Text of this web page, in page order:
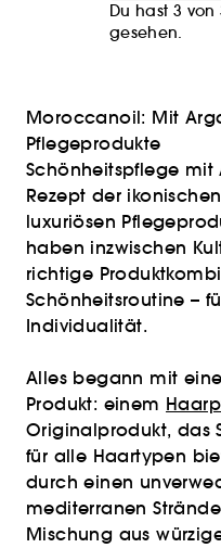
Du hast 3 von
gesehen.
Moroccanoil: Mit
Pflegeprodukte
Schönheitspflege mit
Rezept der
luxuriösen
haben inzwischen
richtige
Schönheitsroutine –
Individualität.
Alles begann mit
Produkt: einem
Originalprodukt, das
für alle Haartypen
durch einen
mediterranen
Mischung aus